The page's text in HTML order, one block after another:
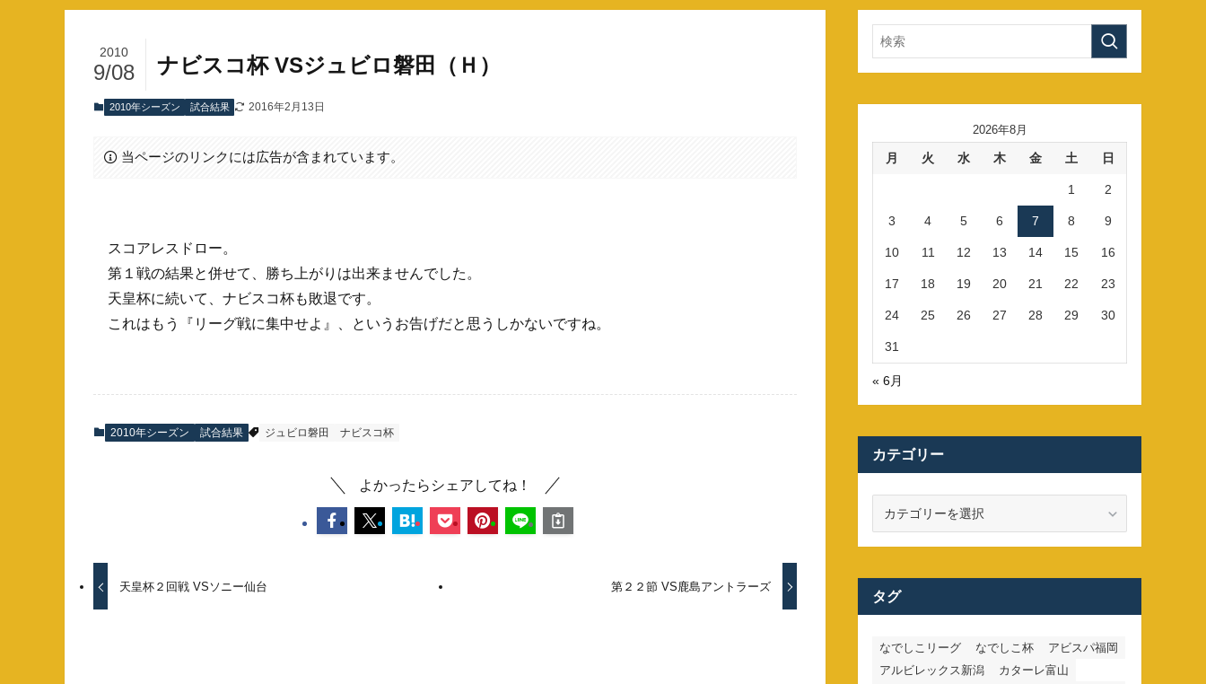
ナビスコ杯 VSジュビロ磐田（Ｈ）
2010
9/08
2010年シーズン 試合結果 2016年2月13日
当ページのリンクには広告が含まれています。
スコアレスドロー。
第１戦の結果と併せて、勝ち上がりは出来ませんでした。
天皇杯に続いて、ナビスコ杯も敗退です。
これはもう『リーグ戦に集中せよ』、というお告げだと思うしかないですね。
2010年シーズン 試合結果 ジュビロ磐田 ナビスコ杯
よかったらシェアしてね！
天皇杯２回戦 VSソニー仙台 第２２節 VS鹿島アントラーズ
2026年8月
月 火 水 木 金 土 日
1 2
3 4 5 6 7 8 9
10 11 12 13 14 15 16
17 18 19 20 21 22 23
24 25 26 27 28 29 30
31
« 6月
カテゴリー
ー
タグ
なでしこリーグ なでしこ杯
アビスパ福岡
アルビレックス新潟
カターレ富山